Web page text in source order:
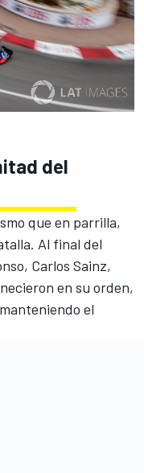
del
que en parrilla,
Al final del
Carlos Sainz,
en su orden,
el